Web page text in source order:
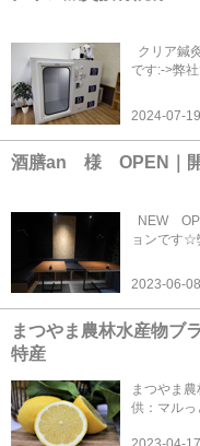
クリア鍼
です:->弊
2024-07-19
酒膳an 様 OPEN｜
NEW
ョンです☆
2023-06-08
まつやま農林水産物ブ
特産
まつやま
供：マル